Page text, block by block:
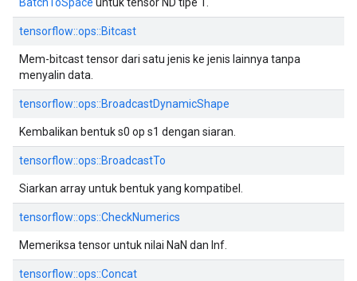
tensorflow::ops::Bitcast
Mem-bitcast tensor dari satu jenis ke jenis lainnya tanpa
menyalin data.
tensorflow::ops::BroadcastDynamicShape
Kembalikan bentuk s0 op s1 dengan siaran.
tensorflow::ops::BroadcastTo
Siarkan array untuk bentuk yang kompatibel.
tensorflow::ops::CheckNumerics
Memeriksa tensor untuk nilai NaN dan Inf.
tensorflow::ops::Concat